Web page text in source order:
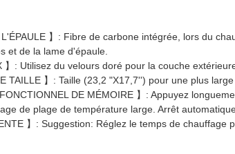
L'ÉPAULE 】: Fibre de carbone intégrée, lors du
et de la lame d'épaule.
】: Utilisez du velours doré pour la couche
TAILLE 】: Taille (23,2 "X17,7'') pour une plus
FONCTIONNEL DE MÉMOIRE 】: Appuyez
de plage de température large. Arrêt
】: Suggestion: Réglez le temps de